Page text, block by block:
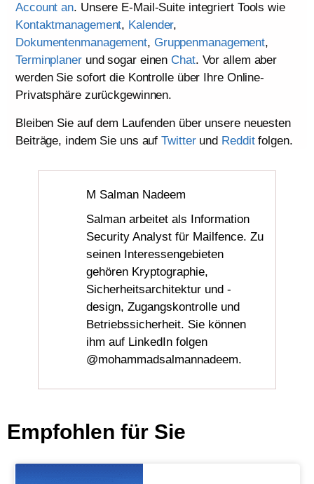
Account an. Unsere E-Mail-Suite integriert Tools wie
Kontaktmanagement, Kalender,
Dokumentenmanagement, Gruppenmanagement,
Terminplanerund sogar einen Chat. Vor allem aber
werden Sie sofort die Kontrolle über Ihre Online-
Privatsphäre zurückgewinnen.
Bleiben Sie auf dem Laufenden über unsere neuesten
Beiträge, indem Sie uns aufTwitterund Redditfolgen.
M Salman Nadeem
Salman arbeitet als Information
Security Analyst für Mailfence. Zu
seinen Interessengebieten
gehören Kryptographie,
Sicherheitsarchitektur und -
design, Zugangskontrolle und
Betriebssicherheit. Sie können
ihm auf LinkedIn folgen
@mohammadsalmannadeem.
Empfohlen für Sie